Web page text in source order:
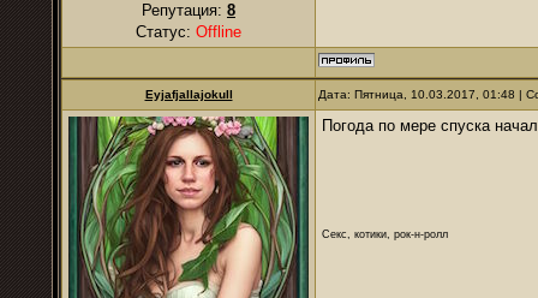
Репутация: 8
Статус: Offline
Eyjafjallajokull Дата: Пятница, 10.03.2017, 01:48 |
Погода по мере спуска
Секс, котики, рок-н-ролл